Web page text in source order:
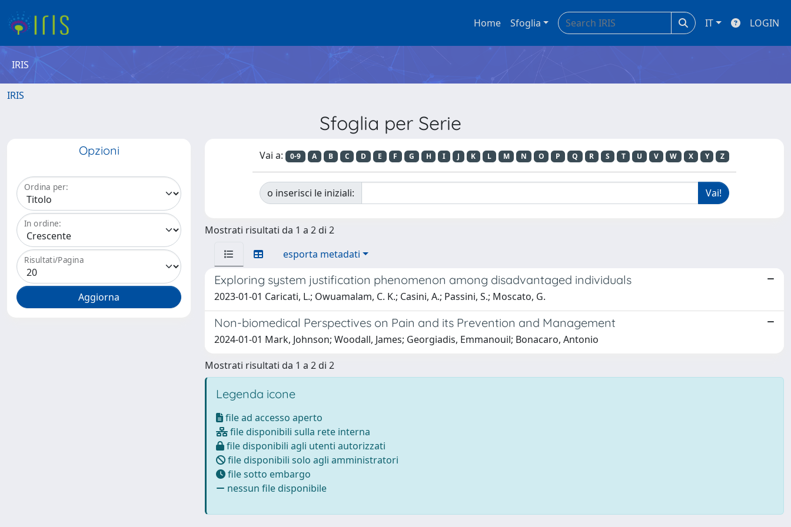
Home Sfoglia IT LOGIN
IRIS
IRIS
Sfoglia per Serie
Opzioni
Ordina per:
In ordine:
Risultati/Pagina
Vai a: 0-9 A B C D E F G H I J K L M N O P Q R S T U V W X Y Z
o inserisci le iniziali:
Mostrati risultati da 1 a 2 di 2
esporta metadati
Exploring system justification phenomenon among disadvantaged individuals
2023-01-01 Caricati, L.; Owuamalam, C. K.; Casini, A.; Passini, S.; Moscato, G.
Non-biomedical Perspectives on Pain and its Prevention and Management
2024-01-01 Mark, Johnson; Woodall, James; Georgiadis, Emmanouil; Bonacaro, Antonio
Mostrati risultati da 1 a 2 di 2
Legenda icone
file ad accesso aperto
file disponibili sulla rete interna
file disponibili agli utenti autorizzati
file disponibili solo agli amministratori
file sotto embargo
nessun file disponibile